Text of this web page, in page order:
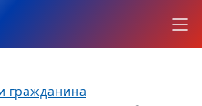
гражданина